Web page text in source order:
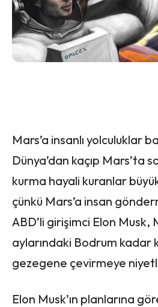
Mars’a insanlı yolculuklar
Dünya’dan kaçıp Mars’ta
kurma hayali kuranlar
çünkü Mars’a insan
ABD’li girişimci Elon Musk,
aylarındaki Bodrum kadar
gezegene çevirmeye
Elon Musk’ın planlarına